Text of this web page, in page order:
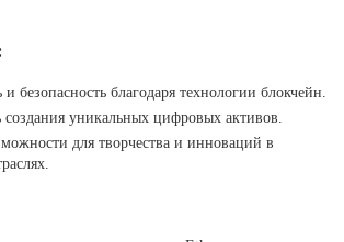
и безопасность благодаря технологии блокчейн.
уникальных цифровых активов.
для творчества и инноваций в